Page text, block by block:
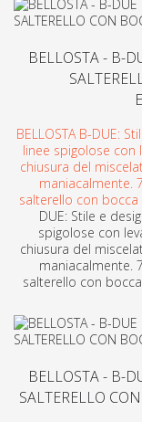
BELLOSTA - B-
BELLOSTA B-DUE:
linee spigolose con
chiusura del
maniacalmente.
salterello con bocca
DUE: Stile e
spigolose con
chiusura del
maniacalmente.
salterello con
BELLOSTA - B-
SALTERELLO